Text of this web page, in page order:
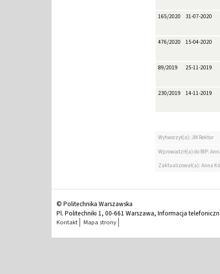
165/2020 31-07-2020
476/2020 15-04-2020
89/2019 25-11-2019
230/2019 14-11-2019
Wytworzył(a): JM Rektor
Wprowadził(a) do BIP:
Zaktualizował(a): Anna
© Politechnika Warszawska
Pl. Politechniki 1, 00-661 Warszawa, Informacja
Kontakt Mapa strony